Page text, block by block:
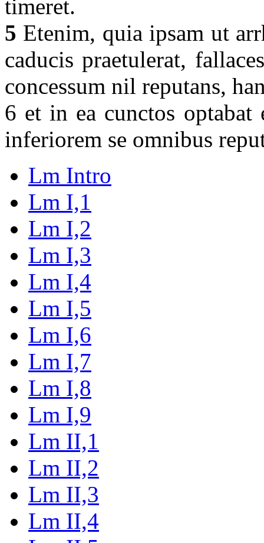
timeret.
5 Etenim, quia ipsam ut
caducis praetulerat,
concessum nil reputans,
6 et in ea cunctos optabat
inferiorem se omnibus
Lm Intro
Lm I,1
Lm I,2
Lm I,3
Lm I,4
Lm I,5
Lm I,6
Lm I,7
Lm I,8
Lm I,9
Lm II,1
Lm II,2
Lm II,3
Lm II,4